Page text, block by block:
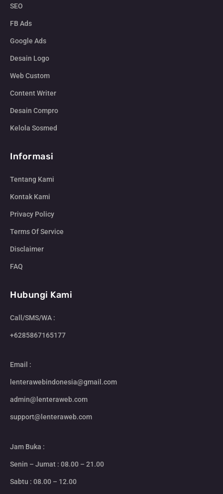
SEO
FB Ads
Google Ads
Desain Logo
Web Custom
Content Writer
Desain Compro
Kelola Sosmed
Informasi
Tentang Kami
Kontak Kami
Privacy Policy
Terms Of Service
Disclaimer
FAQ
Hubungi Kami
Call/SMS/WA :
+6285867165177
Email :
lenterawebindonesia@gmail.com
admin@lenteraweb.com
support@lenteraweb.com
Jam Buka :
Senin – Jumat : 08.00 – 21.00
Sabtu : 08.00 – 12.00